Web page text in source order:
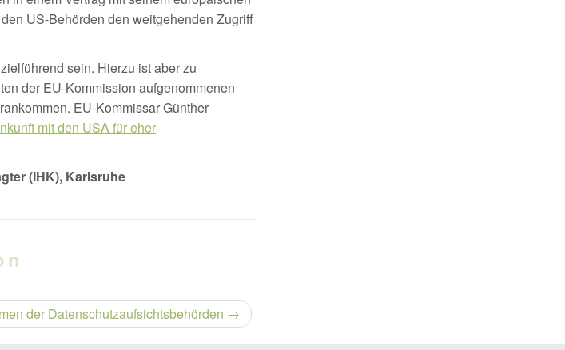
US-Behörden den weitgehenden Zugriff
sein. Hierzu ist aber zu
der EU-Kommission aufgenommenen
EU-Kommissar Günther
mit den USA für eher
(IHK), Karlsruhe
der Datenschutzaufsichtsbehörden →